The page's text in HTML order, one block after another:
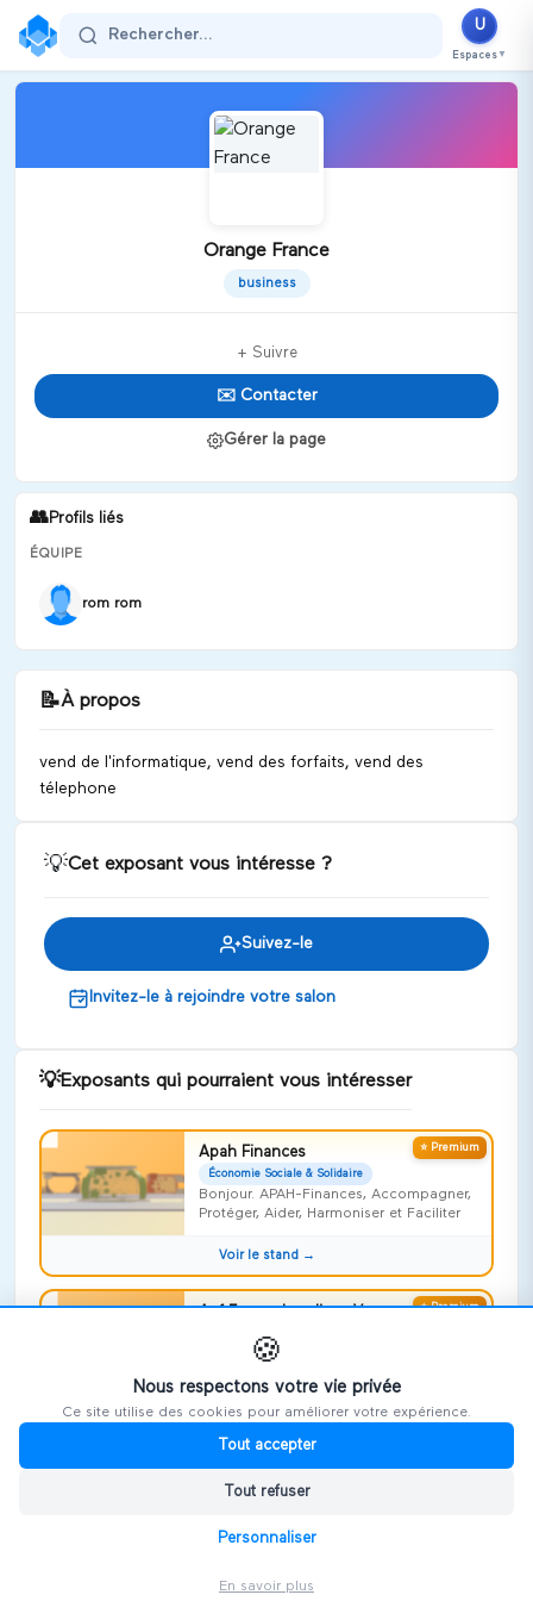
Rechercher...
U
Espaces ▼
Orange France
business
+ Suivre
✉️ Contacter
Gérer la page
👥Profils liés
ÉQUIPE
rom rom
📝À propos
vend de l'informatique, vend des forfaits, vend des
télephone
💡Cet exposant vous intéresse ?
Suivez-le
Invitez-le à rejoindre votre salon
💡Exposants qui pourraient vous intéresser
⭐ Premium
Apah Finances
Économie Sociale & Solidaire
Bonjour. APAH-Finances, Accompagner,
Protéger, Aider, Harmoniser et Faciliter
Voir le stand →
⭐ Premium
Apf France handicap Vosges
Risquer l'impossible !
Voir le stand →
Repideodat
On ne naît pas aidant, on le devient,
🍪
Nous respectons votre vie privée
Ce site utilise des cookies pour améliorer votre expérience.
Tout accepter
Tout refuser
Personnaliser
En savoir plus